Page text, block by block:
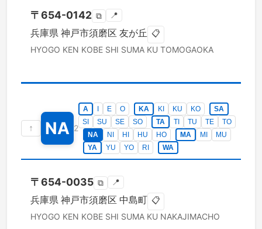
〒654-0142 ⧉ 📍
兵庫県 神戸市須磨区 友が丘 📋
HYOGO KEN KOBE SHI SUMA KU TOMOGAOKA
↑ NA 2
A E O KA KI KU KO
SA
SI
SU SE SO TA TI TU TE
TO
NA
NI HI HU HO MA MI
MU
YA
YU YO RI WA
〒654-0035 ⧉ 📍
兵庫県 神戸市須磨区 中島町 📋
HYOGO KEN KOBE SHI SUMA KU NAKAJIMACHO